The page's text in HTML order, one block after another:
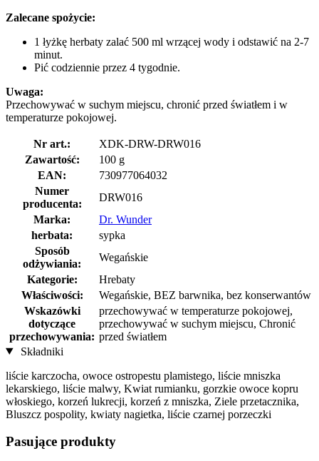
Zalecane spożycie:
1 łyżkę herbaty zalać 500 ml wrzącej wody i odstawić na 2-7
minut.
Pić codziennie przez 4 tygodnie.
Uwaga:
Przechowywać w suchym miejscu, chronić przed światłem i w
temperaturze pokojowej.
Nr art.:
XDK-DRW-DRW016
Zawartość:
100 g
EAN:
730977064032
Numer
producenta:
DRW016
Marka:
Dr. Wunder
herbata:
sypka
Sposób
odżywiania:
Wegańskie
Kategorie:
Hrebaty
Właściwości:
Wegańskie, BEZ barwnika, bez konserwantów
Wskazówki
dotyczące
przechowywania:
przechowywać w temperaturze pokojowej,
przechowywać w suchym miejscu, Chronić
przed światłem
Składniki
liście karczocha, owoce ostropestu plamistego, liście mniszka
lekarskiego, liście malwy, Kwiat rumianku, gorzkie owoce kopru
włoskiego, korzeń lukrecji, korzeń z mniszka, Ziele przetacznika,
Bluszcz pospolity, kwiaty nagietka, liście czarnej porzeczki
Pasujące produkty